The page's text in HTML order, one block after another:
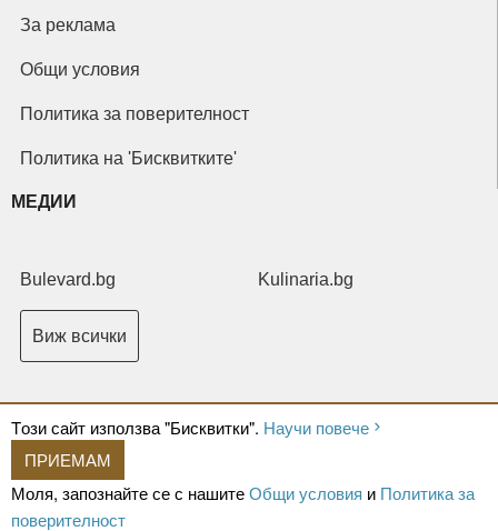
Tози сайт използва "Бисквитки". Научи повече
ПРИЕМАМ
Моля, запознайте се с нашитеОбщи условия и Политика за
поверителност
За реклама
Общи условия
Политика за поверителност
Политика на 'Бисквитките'
МЕДИИ
Bulevard.bg Kulinaria.bg
Виж всички
Copyright © 2026 Ксениум ООД. Всички права запазени.
XeniumCompany.com